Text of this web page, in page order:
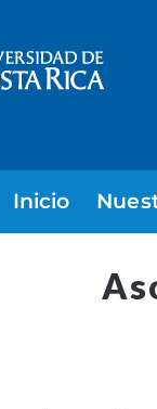
Inicio